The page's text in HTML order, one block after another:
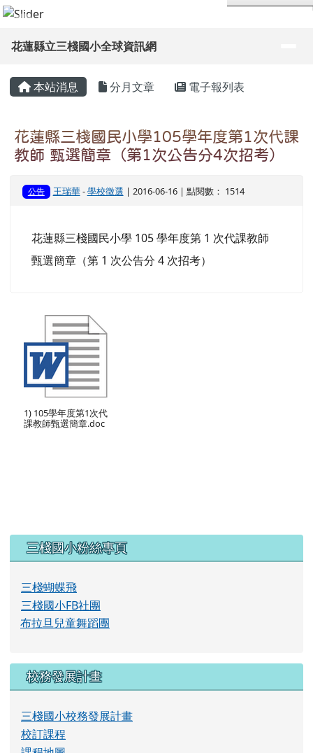
導覽列
主內容區域
本站消息 分月文章 電子報列表
花蓮縣三棧國民小學105學年度第1次代課
公告 王瑞華 | 2016-06-16 | 點閱數： 1514
甄選簡章（第 1 次公告分 4 次招考）
左邊區域內容
三棧國小粉絲專頁
三棧國小FB社團
布拉旦兒童舞蹈團
校務發展計畫
頁尾區域